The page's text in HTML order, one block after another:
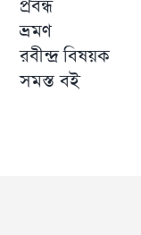
প্রবন্ধ
ভ্রমণ
রবীন্দ্র বিষয়ক
সমস্ত বই